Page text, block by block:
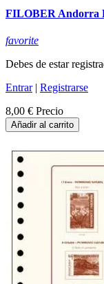
FILOBER Andorra
favorite
Debes de estar
Entrar| Registrarse
8,00 € Precio
Añadir al carrito